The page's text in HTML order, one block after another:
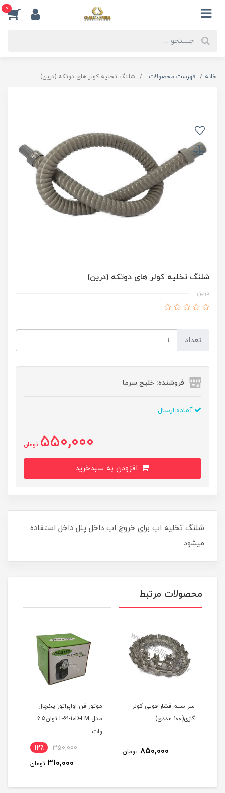
0
خانه فهرست محصولات شلنگ تخلیه کولر های دوتکه (درین)
شلنگ تخلیه کولر های دوتکه (درین)
درین
تعداد
فروشنده: خلیج سرما
آماده ارسال
550,000 تومان
شلنگ تخلیه اب برای خروج اب داخل پنل داخل استفاده
میشود
محصولات مرتبط
سر سیم فشار قویی کولر
گازی(100 عددی)
850,000 تومان
موتور فن اواپراتور یخچال
مدل F-61-10D-EM توان6.5
وات
350,000 12٪
310,000 تومان